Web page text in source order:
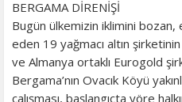
BERGAMA DİRENİŞİ
Bugün ülkemizin iklimini
eden 19 yağmacı altın
ve Almanya ortaklı Eurogold
Bergama’nın Ovacık Köyü
çalışması, başlangıçta yöre